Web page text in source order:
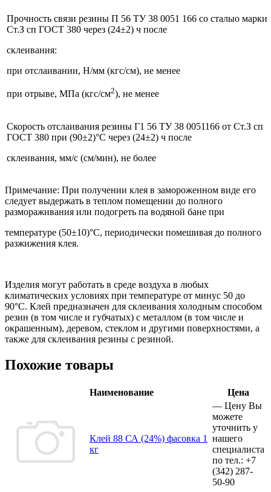
Прочность связи резины П 56 ТУ 38 0051 166 со сталыо марки
Ст.З сп ГОСТ 380 через (24±2) ч после
склеивания:
при отслаивании, Н/мм (кгс/см), не менее
при отрыве, МПа (кгс/см2), не менее
Скорость отслаивания резины Г1 56 ТУ 38 0051166 от Ст.З сп
ГОСТ 380 при (90±2)°С через (24±2) ч после
склеивания, мм/с (см/мин), не более
Примечание: При получении клея в замороженном виде его
следует выдержать в теплом помещении до полного
размораживания или подогреть па водяной бане при
температуре (50±10)°С, периодически помешивая до полного
разжижения клея.
Изделия могут работать в среде воздуха в любых
климатических условиях при температуре от минус 50 до
90°С. Клей предназначен для склеивания холодным способом
резин (в том числе и губчатых) с металлом (в том числе и
окрашенным), деревом, стеклом и другими поверхностями, а
также для склеивания резины с резиной.
Похожие товары
Наименование Цена
Клей 88 СА (24%) фасовка 1
кг
— Цену Вы
можете
уточнить у
нашего
специалиста
по тел.: +7
(342) 287-
50-90